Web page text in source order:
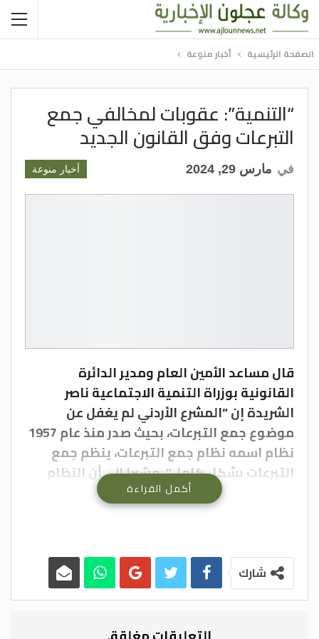
الصفحة الرئيسية أخبار منوعة
“التنمية”: عقوبات لمخالفي جمع
التبرعات وفق القانون الجديد
أخبار منوعة في مارس 29, 2024
قال مساعد الأمين العام ومدير الدائرة
القانونية بوزراة التنمية الاجتماعية ناصر
الشريدة إن “المشرع الأردني لم يغفل عن
موضوع جمع التبرعات، بحيث صدر منذ عام 1957
نظام اسمه نظام جمع التبرعات، ينظم جمع
التبرعات بشكل كامل”، مشيرا إلى أن النظام
السابق لم يضع ضوابط معينة إزاء المخالفين.
صدرت في 24 الشهر الحالي، وسيدخل حيز النفاذ
في 24 الشهر المقبل.
أكمل القراءة
شارك